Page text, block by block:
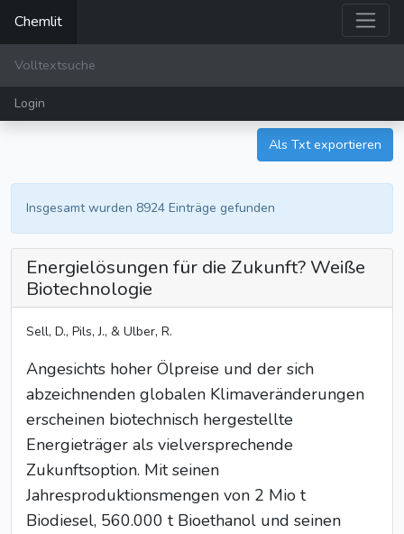
Chemlit
Login
Als Txt exportieren
Insgesamt wurden 8924 Einträge gefunden
Energielösungen für die Zukunft? Weiße
Biotechnologie
Sell, D., Pils, J., & Ulber, R.
Angesichts hoher Ölpreise und der sich
abzeichnenden globalen Klimaveränderungen
erscheinen biotechnisch hergestellte
Energieträger als vielversprechende
Zukunftsoption. Mit seinen
Jahresproduktionsmengen von 2 Mio t
Biodiesel, 560.000 t Bioethanol und seinen